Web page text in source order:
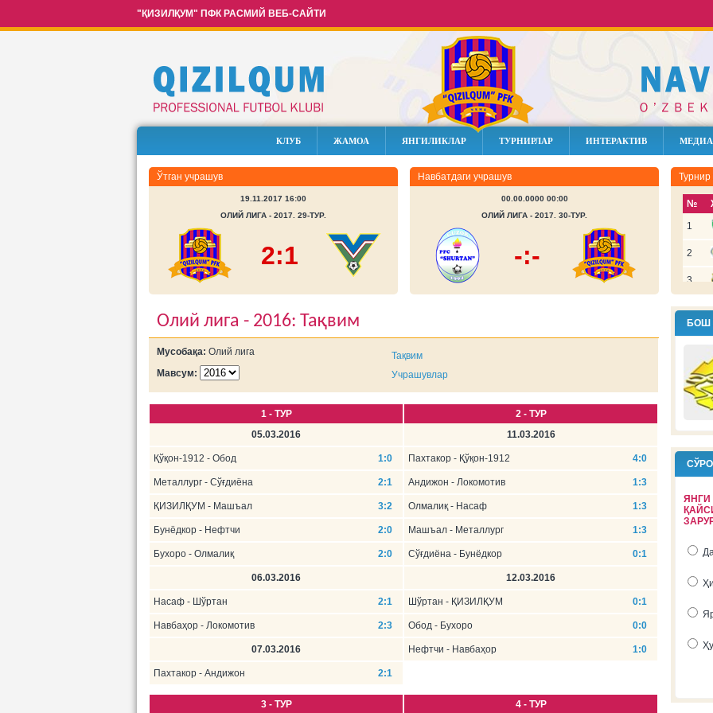
"ҚИЗИЛҚУМ" ПФК РАСМИЙ ВЕБ-САЙТИ
КЛУБ ЖАМОА ЯНГИЛИКЛАР ТУРНИРЛАР ИНТЕРАКТИВ МЕДИА
Ўтган учрашув
19.11.2017 16:00
ОЛИЙ ЛИГА - 2017. 29-ТУР.
2:1
Навбатдаги учрашув
00.00.0000 00:00
ОЛИЙ ЛИГА - 2017. 30-ТУР.
-:-
№
1
2
3
4
5
7
10
11
12
13
14
Олий лига - 2016: Тақвим
Мусобақа: Олий лига
Мавсум:
Тақвим
Учрашувлар
1 - ТУР
05.03.2016
Қўқон-1912 - Обод 1:0
Металлург - Сўғдиёна 2:1
ҚИЗИЛҚУМ - Машъал 3:2
Бунёдкор - Нефтчи 2:0
Бухоро - Олмалиқ 2:0
06.03.2016
Насаф - Шўртан 2:1
Навбаҳор - Локомотив 2:3
07.03.2016
Пахтакор - Андижон 2:1
2 - ТУР
11.03.2016
Пахтакор - Қўқон-1912 4:0
Андижон - Локомотив 1:3
Олмалиқ - Насаф 1:3
Машъал - Металлург 1:3
Сўғдиёна - Бунёдкор 0:1
12.03.2016
Шўртан - ҚИЗИЛҚУМ 0:1
Обод - Бухоро 0:0
Нефтчи - Навбаҳор 1:0
3 - ТУР
4 - ТУР
БОШ
ЯНГИ